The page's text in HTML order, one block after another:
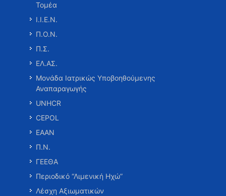
Τομέα
Ι.Ι.Ε.Ν.
Π.Ο.Ν.
Π.Σ.
ΕΛ.ΑΣ.
Μονάδα Ιατρικώς Υποβοηθούμενης
Αναπαραγωγής
UNHCR
CEPOL
ΕΑΑΝ
Π.Ν.
ΓΕΕΘΑ
Περιοδικό “Λιμενική Ηχώ”
Λέσχη Αξιωματικών